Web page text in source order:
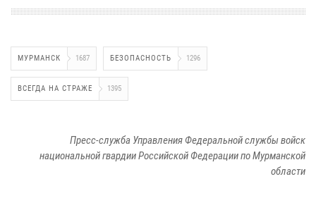
МУРМАНСК 1687 БЕЗОПАСНОСТЬ 1296
ВСЕГДА НА СТРАЖЕ 1395
Пресс-служба Управления Федеральной службы войск
национальной гвардии Российской Федерации по Мурманской
области